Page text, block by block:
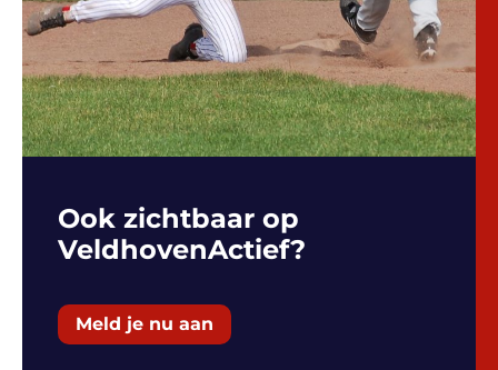
Ook zichtbaar op
VeldhovenActief?
Meld je nu aan